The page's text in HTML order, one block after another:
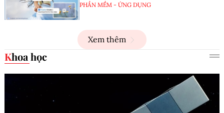
PHẦN MỀM - ỨNG DỤNG
Xem thêm
Khoa học